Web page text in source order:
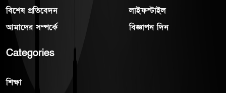
বিশেষ প্রতিবেদন
আমাদের সম্পর্কে
লাইফস্টাইল
বিজ্ঞাপন দিন
Categories
শিক্ষা